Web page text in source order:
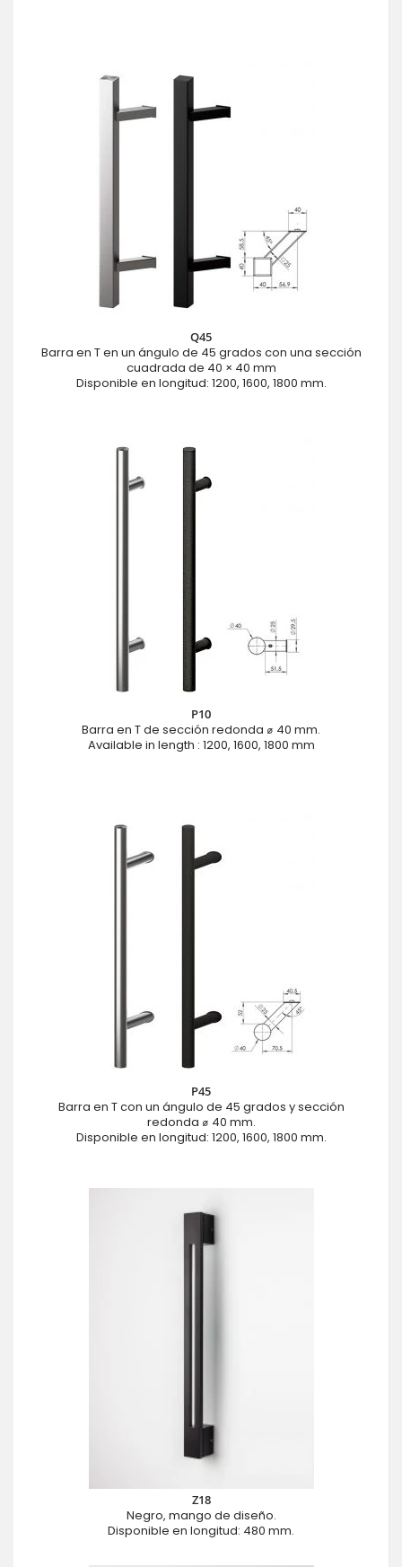
Q45
Barra en T en un ángulo de 45 grados con una sección
cuadrada de 40 × 40 mm
Disponible en longitud: 1200, 1600, 1800 mm.
P10
Barra en T de sección redonda ⌀ 40 mm.
Available in length : 1200, 1600, 1800 mm
P45
Barra en T con un ángulo de 45 grados y sección
redonda ⌀ 40 mm.
Disponible en longitud: 1200, 1600, 1800 mm.
Z18
Negro, mango de diseño.
Disponible en longitud: 480 mm.